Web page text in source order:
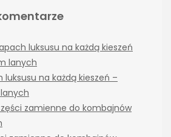
luksusu na każdą kieszeń
lanych
luksusu na każdą kieszeń –
zamienne do kombajnów